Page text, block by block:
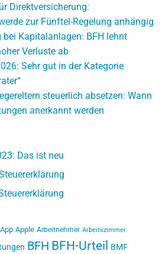
Direktversicherung:
zur Fünftel-Regelung anhängig
bei Kapitalanlagen: BFH lehnt
Verluste ab
Sehr gut in der Kategorie
steuerlich absetzen: Wann
anerkannt werden
Das ist neu
App Apple Arbeitnehmer Arbeitszimmer
BFH BFH-Urteil BMF